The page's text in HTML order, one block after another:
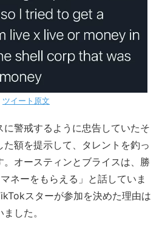
ツイート原文
警戒するように忠告していたそ
た額を提示して、タレントを釣っ
オースティンとブライスは、勝
ネーをもらえる」と話していま
スターが参加を決めた理由は
した。